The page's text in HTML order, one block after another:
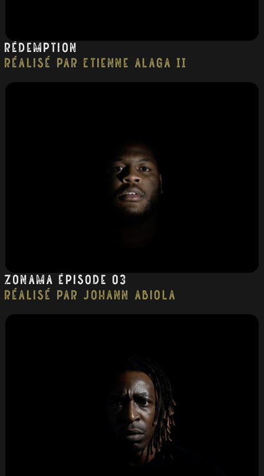
Rédemption
réalisé par Etienne Alaga II
Zonama épisode 03
réalisé par Johann Abiola